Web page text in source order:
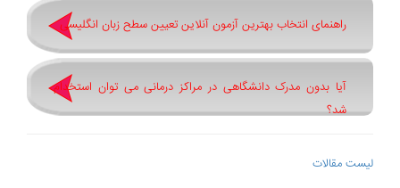
راهنمای انتخاب بهترین آزمون آنلاین تعیین سطح زبان انگلیسی
آیا بدون مدرک دانشگاهی در مراکز درمانی می توان استخدام
شد؟
لیست مقالات